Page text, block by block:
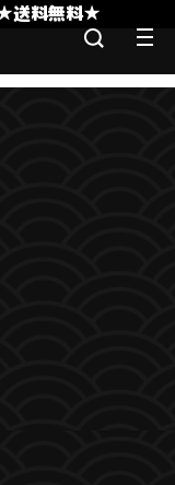
★送料無料★